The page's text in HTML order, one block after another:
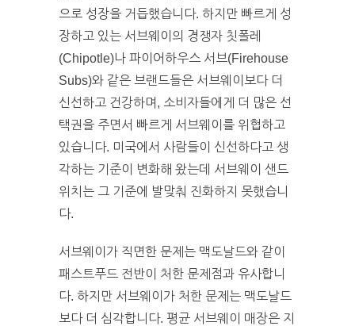
으로 성장을 거듭했습니다. 하지만 빠르게 성
장하고 있는 서브웨이의 경쟁자 칫폴레
(Chipotle)나 파이어하우스 서브(Firehouse
Subs)와 같은 브랜드들은 서브웨이보다 더
신선하고 건강하며, 소비자들에게 더 많은 선
택권을 주면서 빠르게 서브웨이를 위협하고
있습니다. 미국에서 사람들이 신선하다고 생
각하는 기준이 변화해 왔는데 서브웨이 샌드
위치는 그 기준에 발맞춰 진화하지 못했습니
다.
서브웨이가 직면한 문제는 맥도날드와 같이
패스트푸드 전반이 처한 문제점과 유사합니
다. 하지만 서브웨이가 처한 문제는 맥도날드
보다 더 심각합니다. 평균 서브웨이 매장은 지